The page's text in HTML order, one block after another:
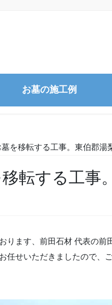
お墓の施工例
を移転する工事。東伯郡湯
転する工事。
ります、前田石材 代表の前
せいただきましたので、